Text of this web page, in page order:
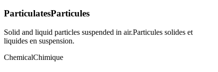
ParticulatesParticules
Solid and liquid particles suspended in air.Particules solides et
liquides en suspension.
ChemicalChimique